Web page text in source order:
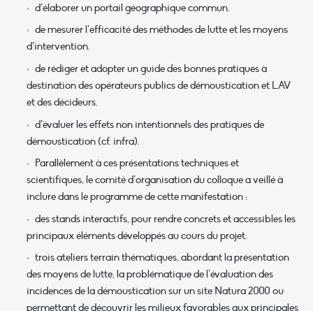
d’élaborer un portail géographique commun.
de mesurer l’efficacité des méthodes de lutte et les moyens
d’intervention.
de rédiger et adopter un guide des bonnes pratiques à
destination des opérateurs publics de démoustication et LAV
et des décideurs.
d’évaluer les effets non intentionnels des pratiques de
démoustication (cf. infra).
Parallèlement à ces présentations techniques et
scientifiques, le comité d’organisation du colloque a veillé à
inclure dans le programme de cette manifestation :
des stands interactifs, pour rendre concrets et accessibles les
principaux éléments développés au cours du projet.
trois ateliers terrain thématiques, abordant la présentation
des moyens de lutte, la problématique de l’évaluation des
incidences de la démoustication sur un site Natura 2000 ou
permettant de découvrir les milieux favorables aux principales